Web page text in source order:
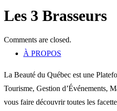
Les 3 Brasseurs
Comments are closed.
À PROPOS
La Beauté du Québec est une
Tourisme, Gestion d’Événements,
vous faire découvrir toutes les